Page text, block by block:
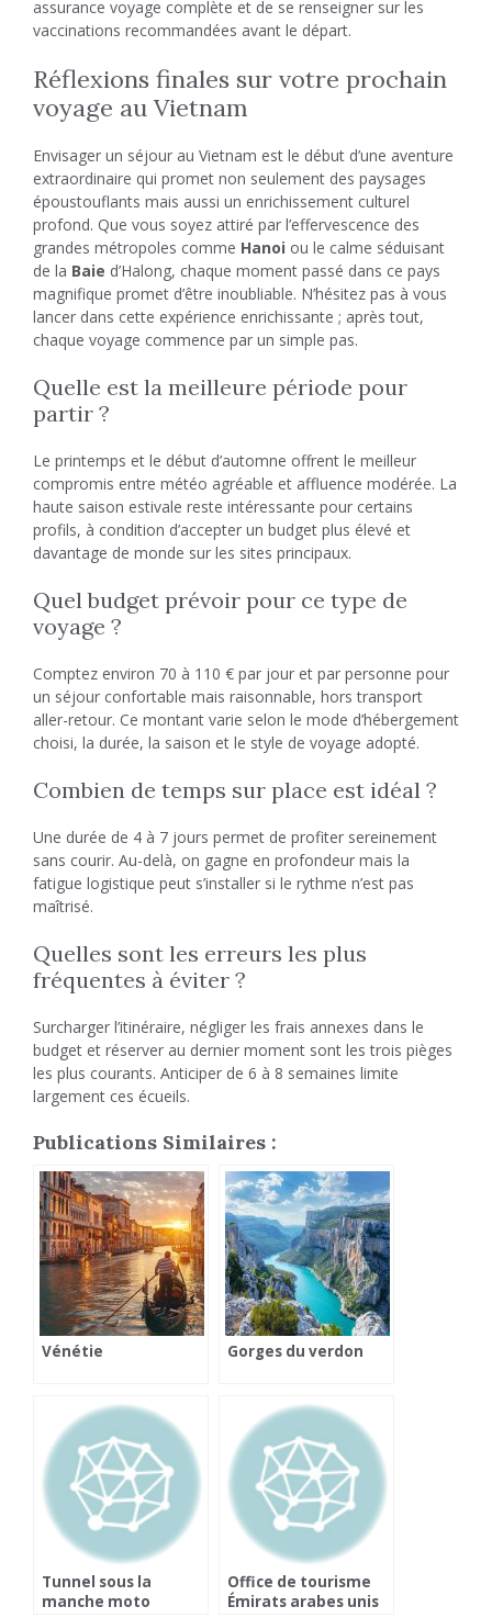
assurance voyage complète et de se renseigner sur les
vaccinations recommandées avant le départ.
Réflexions finales sur votre prochain
voyage au Vietnam
Envisager un séjour au Vietnam est le début d’une aventure
extraordinaire qui promet non seulement des paysages
époustouflants mais aussi un enrichissement culturel
profond. Que vous soyez attiré par l’effervescence des
grandes métropoles comme Hanoi ou le calme séduisant
de la Baie d’Halong, chaque moment passé dans ce pays
magnifique promet d’être inoubliable. N’hésitez pas à vous
lancer dans cette expérience enrichissante ; après tout,
chaque voyage commence par un simple pas.
Quelle est la meilleure période pour
partir ?
Le printemps et le début d’automne offrent le meilleur
compromis entre météo agréable et affluence modérée. La
haute saison estivale reste intéressante pour certains
profils, à condition d’accepter un budget plus élevé et
davantage de monde sur les sites principaux.
Quel budget prévoir pour ce type de
voyage ?
Comptez environ 70 à 110 € par jour et par personne pour
un séjour confortable mais raisonnable, hors transport
aller-retour. Ce montant varie selon le mode d’hébergement
choisi, la durée, la saison et le style de voyage adopté.
Combien de temps sur place est idéal ?
Une durée de 4 à 7 jours permet de profiter sereinement
sans courir. Au-delà, on gagne en profondeur mais la
fatigue logistique peut s’installer si le rythme n’est pas
maîtrisé.
Quelles sont les erreurs les plus
fréquentes à éviter ?
Surcharger l’itinéraire, négliger les frais annexes dans le
budget et réserver au dernier moment sont les trois pièges
les plus courants. Anticiper de 6 à 8 semaines limite
largement ces écueils.
Publications Similaires :
Vénétie Gorges du verdon
Tunnel sous la
manche moto
Office de tourisme
Émirats arabes unis